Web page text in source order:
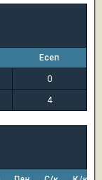
Есеп
0
4